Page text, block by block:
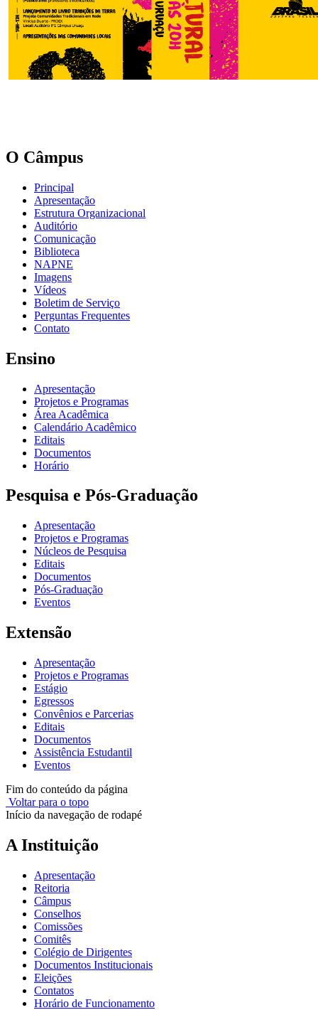
O Câmpus
Principal
Apresentação
Estrutura Organizacional
Auditório
Comunicação
Biblioteca
NAPNE
Imagens
Vídeos
Boletim de Serviço
Perguntas Frequentes
Contato
Ensino
Apresentação
Projetos e Programas
Área Acadêmica
Calendário Acadêmico
Editais
Documentos
Horário
Pesquisa e Pós-Graduação
Apresentação
Projetos e Programas
Núcleos de Pesquisa
Editais
Documentos
Pós-Graduação
Eventos
Extensão
Apresentação
Projetos e Programas
Estágio
Egressos
Convênios e Parcerias
Editais
Documentos
Assistência Estudantil
Eventos
Fim do conteúdo da página
Voltar para o topo
Início da navegação de rodapé
A Instituição
Apresentação
Reitoria
Câmpus
Conselhos
Comissões
Comitês
Colégio de Dirigentes
Documentos Institucionais
Eleições
Contatos
Horário de Funcionamento